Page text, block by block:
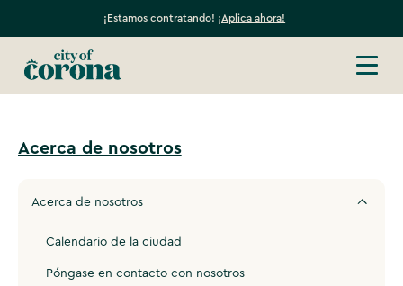
¡Estamos contratando! ¡Aplica ahora!
Acerca de nosotros
Acerca de nosotros
Calendario de la ciudad
Póngase en contacto con nosotros